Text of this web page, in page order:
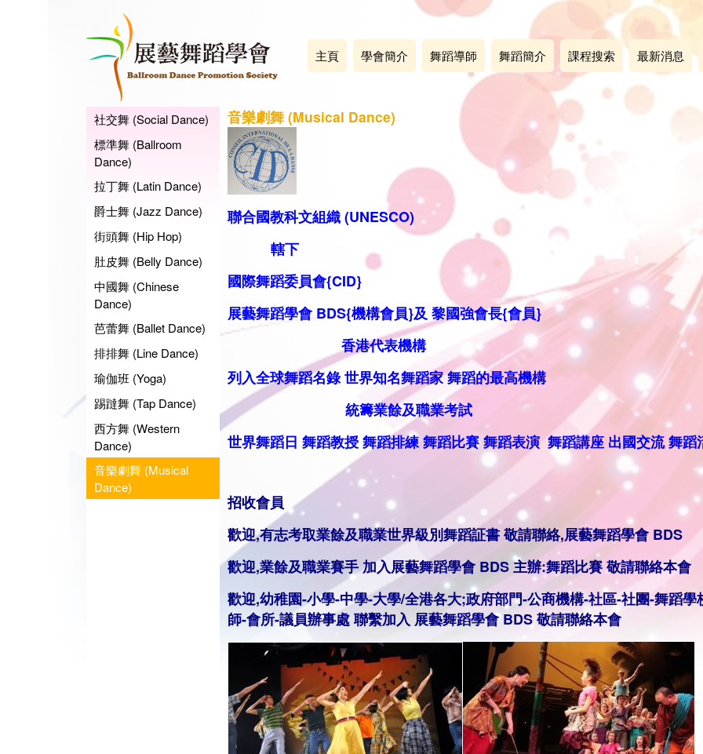
主頁 學會簡介 舞蹈導師 舞蹈簡介 課程搜索 最新消息
社交舞 (Social Dance)
標準舞 (Ballroom
Dance)
拉丁舞 (Latin Dance)
爵士舞 (Jazz Dance)
街頭舞 (Hip Hop)
肚皮舞 (Belly Dance)
中國舞 (Chinese
Dance)
芭蕾舞 (Ballet Dance)
排排舞 (Line Dance)
瑜伽班 (Yoga)
踢躂舞 (Tap Dance)
西方舞 (Western
Dance)
音樂劇舞 (Musical
Dance)
音樂劇舞 (Musical Dance)
聯合國教科文組織 (UNESCO)
轄下
國際舞蹈委員會{CID}
展藝舞蹈學會 BDS{機構會員}及 黎國強會長{會員}
香港代表機構
列入全球舞蹈名錄世界知名舞蹈家 舞蹈的最高機構
統籌業餘及職業考試
世界舞蹈日 舞蹈教授舞蹈排練舞蹈比賽 舞蹈表演 舞蹈講座 出國交流 舞蹈
招收會員
歡迎,有志考取業餘及職業世界級別舞蹈証書 敬請聯絡,展藝舞蹈學會 BDS
歡迎,業餘及職業賽手加入展藝舞蹈學會 BDS 主辦:舞蹈比賽敬請聯絡本會
歡迎,幼稚園-小學-中學-大學/全港各大;政府部門-公商機構-社區-社團-舞蹈學
師-會所-議員辦事處 聯繫加入 展藝舞蹈學會 BDS敬請聯絡本會